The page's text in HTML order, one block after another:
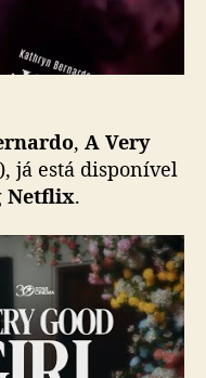
a
o
e
s
á
d
v
o
l
, A Very
), já está disponível
Netflix.